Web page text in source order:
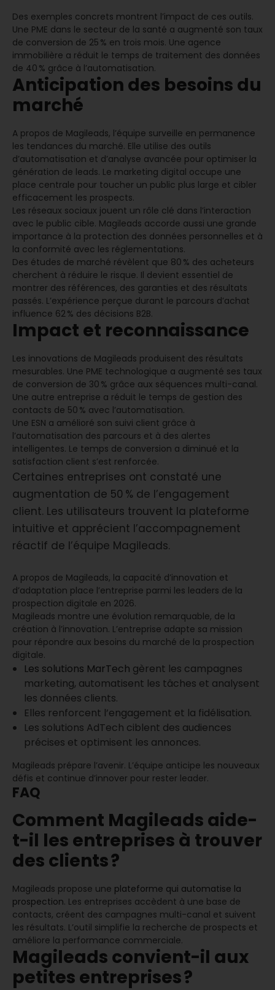
Des exemples concrets montrent l’impact de ces outils.
Une PME dans le secteur de la santé a augmenté son taux
de conversion de 25 % en trois mois. Une agence
immobilière a réduit le temps de traitement des données
de 40 % grâce à l’automatisation.
Anticipation des besoins du
marché
A propos de Magileads, l’équipe surveille en permanence
les tendances du marché. Elle utilise des outils
d’automatisation et d’analyse avancée pour optimiser la
génération de leads. Le marketing digital occupe une
place centrale pour toucher un public plus large et cibler
efficacement les prospects.
Les réseaux sociaux jouent un rôle clé dans l’interaction
avec le public cible. Magileads accorde aussi une grande
importance à la protection des données personnelles et à
la conformité avec les réglementations.
Des études de marché révèlent que 80 % des acheteurs
cherchent à réduire le risque. Il devient essentiel de
montrer des références, des garanties et des résultats
passés. L’expérience perçue durant le parcours d’achat
influence 62 % des décisions B2B.
Impact et reconnaissance
Les innovations de Magileads produisent des résultats
mesurables. Une PME technologique a augmenté ses taux
de conversion de 30 % grâce aux séquences multi-canal.
Une autre entreprise a réduit le temps de gestion des
contacts de 50 % avec l’automatisation.
Une ESN a amélioré son suivi client grâce à
l’automatisation des parcours et à des alertes
intelligentes. Le temps de conversion a diminué et la
satisfaction client s’est renforcée.
Certaines entreprises ont constaté une
augmentation de 50 % de l’engagement
client. Les utilisateurs trouvent la plateforme
intuitive et apprécient l’accompagnement
réactif de l’équipe Magileads.
A propos de Magileads, la capacité d’innovation et
d’adaptation place l’entreprise parmi les leaders de la
prospection digitale en 2026.
Magileads montre une évolution remarquable, de la
création à l’innovation. L’entreprise adapte sa mission
pour répondre aux besoins du marché de la prospection
digitale.
Les solutions MarTech gèrent les campagnes
marketing, automatisent les tâches et analysent
les données clients.
Elles renforcent l’engagement et la fidélisation.
Les solutions AdTech ciblent des audiences
précises et optimisent les annonces.
Magileads prépare l’avenir. L’équipe anticipe les nouveaux
défis et continue d’innover pour rester leader.
FAQ
Comment Magileads aide-
t-il les entreprises à trouver
des clients ?
Magileads propose une plateforme qui automatise la
prospection. Les entreprises accèdent à une base de
contacts, créent des campagnes multi-canal et suivent
les résultats. L’outil simplifie la recherche de prospects et
améliore la performance commerciale.
Magileads convient-il aux
petites entreprises ?